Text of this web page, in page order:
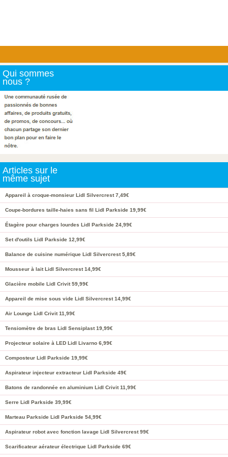
Qui sommes
nous ?
Articles sur le
même sujet
Appareil à croque-monsieur Lidl Silvercrest 7,49€
Coupe-bordures taille-haies sans fil Lidl Parkside 19,99€
Étagère pour charges lourdes Lidl Parkside 24,99€
Set d'outils Lidl Parkside 12,99€
Balance de cuisine numérique Lidl Silvercrest 5,89€
Mousseur à lait Lidl Silvercrest 14,99€
Glacière mobile Lidl Crivit 59,99€
Appareil de mise sous vide Lidl Silvercrest 14,99€
Air Lounge Lidl Crivit 11,99€
Tensiomètre de bras Lidl Sensiplast 19,99€
Projecteur solaire à LED Lidl Livarno 6,99€
Composteur Lidl Parkside 19,99€
Aspirateur injecteur extracteur Lidl Parkside 49€
Batons de randonnée en aluminium Lidl Crivit 11,99€
Serre Lidl Parkside 39,99€
Marteau Parkside Lidl Parkside 54,99€
Aspirateur robot avec fonction lavage Lidl Silvercrest 99€
Scarificateur aérateur électrique Lidl Parkside 69€